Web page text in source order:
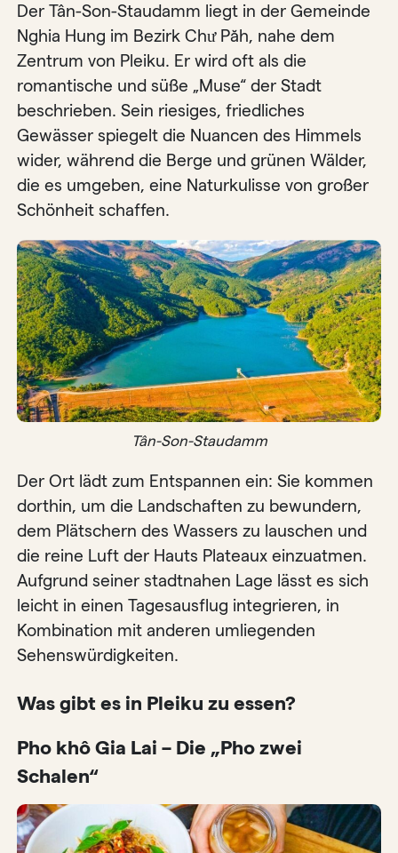
Der Tân-Son-Staudamm liegt in der Gemeinde
Nghia Hung im Bezirk Chư Păh, nahe dem
Zentrum von Pleiku. Er wird oft als die
romantische und süße „Muse“ der Stadt
beschrieben. Sein riesiges, friedliches
Gewässer spiegelt die Nuancen des Himmels
wider, während die Berge und grünen Wälder,
die es umgeben, eine Naturkulisse von großer
Schönheit schaffen.
Tân-Son-Staudamm
Der Ort lädt zum Entspannen ein: Sie kommen
dorthin, um die Landschaften zu bewundern,
dem Plätschern des Wassers zu lauschen und
die reine Luft der Hauts Plateaux einzuatmen.
Aufgrund seiner stadtnahen Lage lässt es sich
leicht in einen Tagesausflug integrieren, in
Kombination mit anderen umliegenden
Sehenswürdigkeiten.
Was gibt es in Pleiku zu essen?
Pho khô Gia Lai – Die „Pho zwei
Schalen“